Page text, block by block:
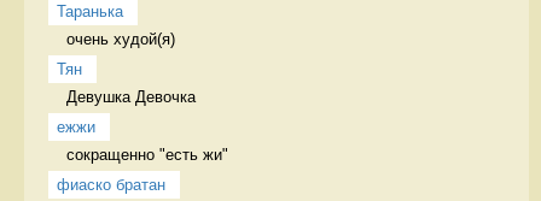
Таранька
очень худой(я)
Тян
Девушка Девочка
ежжи
сокращенно "есть жи"
фиаско братан